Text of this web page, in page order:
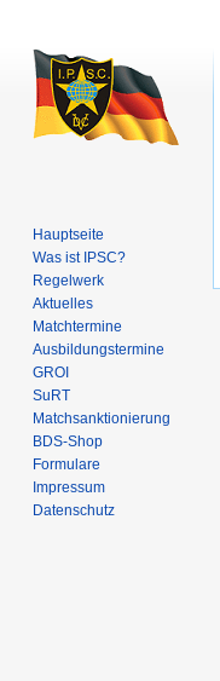
Hauptseite
Was ist IPSC?
Regelwerk
Aktuelles
Matchtermine
Ausbildungs­termine
GROI
SuRT
Match­sanktionierung
BDS-Shop
Formulare
Impressum
Datenschutz